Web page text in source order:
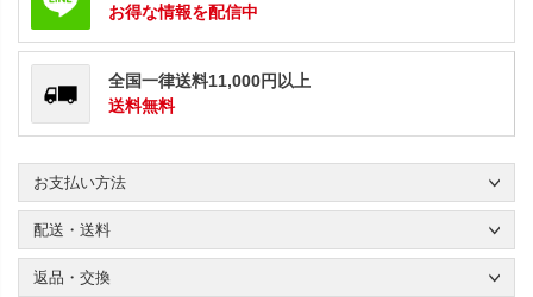
お得な情報を配信中
全国一律送料11,000円以上
送料無料
お支払い方法
配送・送料
返品・交換